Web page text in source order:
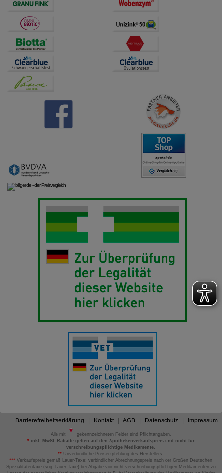
Barrierefreiheitserklärung Kontakt AGB Datenschutz Impressum
Alle mit
gekennzeichneten Felder sind Pflichtangaben.
*inkl. MwSt. Rabatte gelten auf den Apothekenverkaufspreis und nicht für
verschreibungspflichtige Medikamente.
** Unverbindliche Preisempfehlung des Herstellers.
*** Verkaufspreis gemäß Lauer-Taxe; verbindlicher Abrechnungspreis nach der Großen Deutschen
Spezialitätentaxe (sog. Lauer-Taxe) bei Abgabe von nicht verschreibungspflichtigen Medikamenten zu